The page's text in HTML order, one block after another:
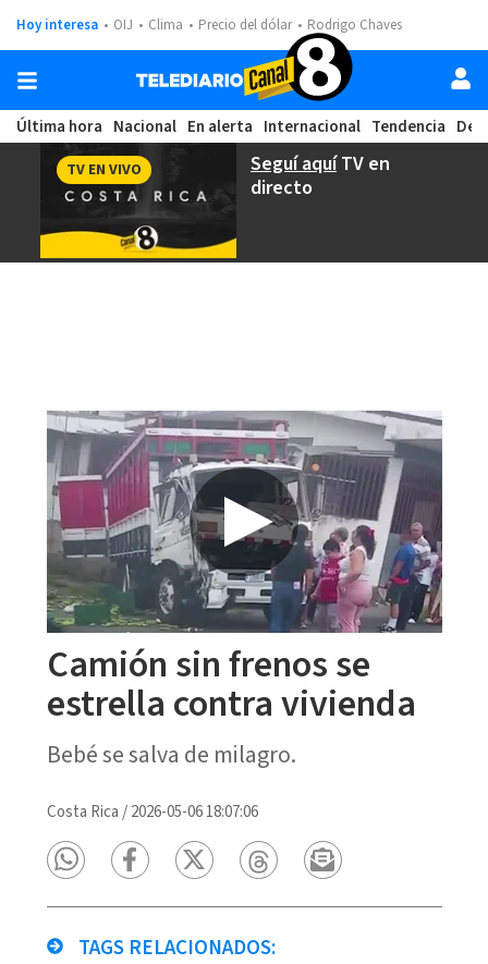
Hoy interesa OIJ Clima Precio del dólar Rodrigo Chaves
Última hora Nacional En alerta Internacional Tendencia
Seguí aquíTV en
directo
TV EN VIVO
Camión sin frenos se
estrella contra vivienda
Bebé se salva de milagro.
Costa Rica /2026-05-06 18:07:06
TAGS RELACIONADOS: